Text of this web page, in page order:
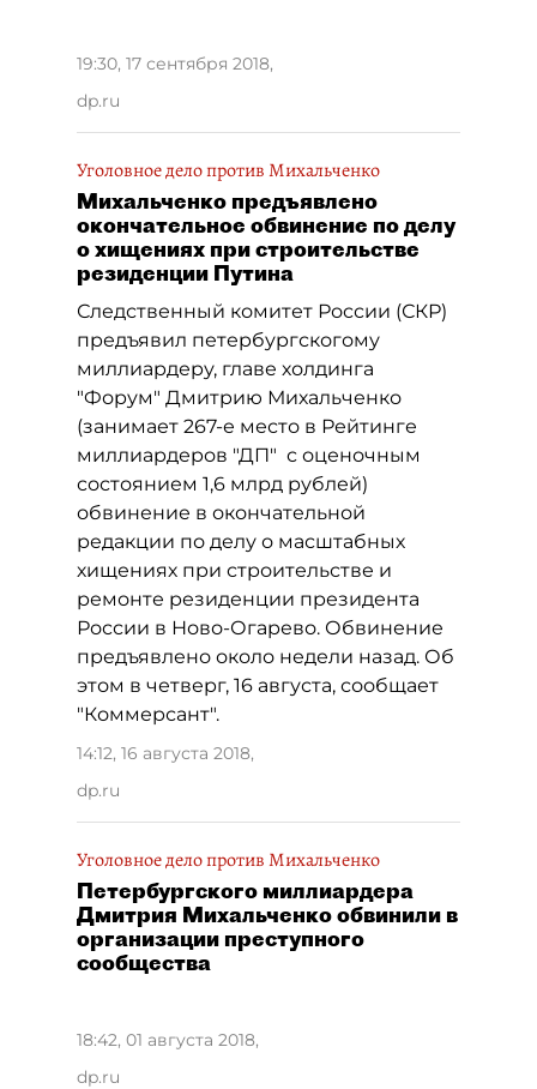
19:30, 17 сентября 2018,
dp.ru
Уголовное дело против Михальченко
Михальченко предъявлено
окончательное обвинение по делу
о хищениях при строительстве
резиденции Путина
Следственный комитет России (СКР)
предъявил петербургскогому
миллиардеру, главе холдинга
"Форум" Дмитрию Михальченко
(занимает 267-е место в Рейтинге
миллиардеров "ДП" с оценочным
состоянием 1,6 млрд рублей)
обвинение в окончательной
редакции по делу о масштабных
хищениях при строительстве и
ремонте резиденции президента
России в Ново-Огарево. Обвинение
предъявлено около недели назад. Об
этом в четверг, 16 августа, сообщает
"Коммерсант".
14:12, 16 августа 2018,
dp.ru
Уголовное дело против Михальченко
Петербургского миллиардера
Дмитрия Михальченко обвинили в
организации преступного
сообщества
18:42, 01 августа 2018,
dp.ru